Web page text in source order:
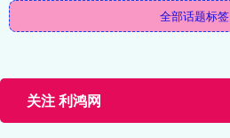
全部话题标签
关注 利鸿网